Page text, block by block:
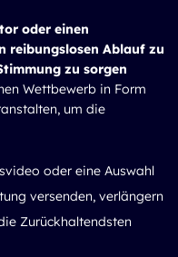
oder einen
reibungslosen Ablauf zu
zu sorgen
Wettbewerb in Form
um die
oder eine Auswahl
versenden, verlängern
Zurückhaltendsten